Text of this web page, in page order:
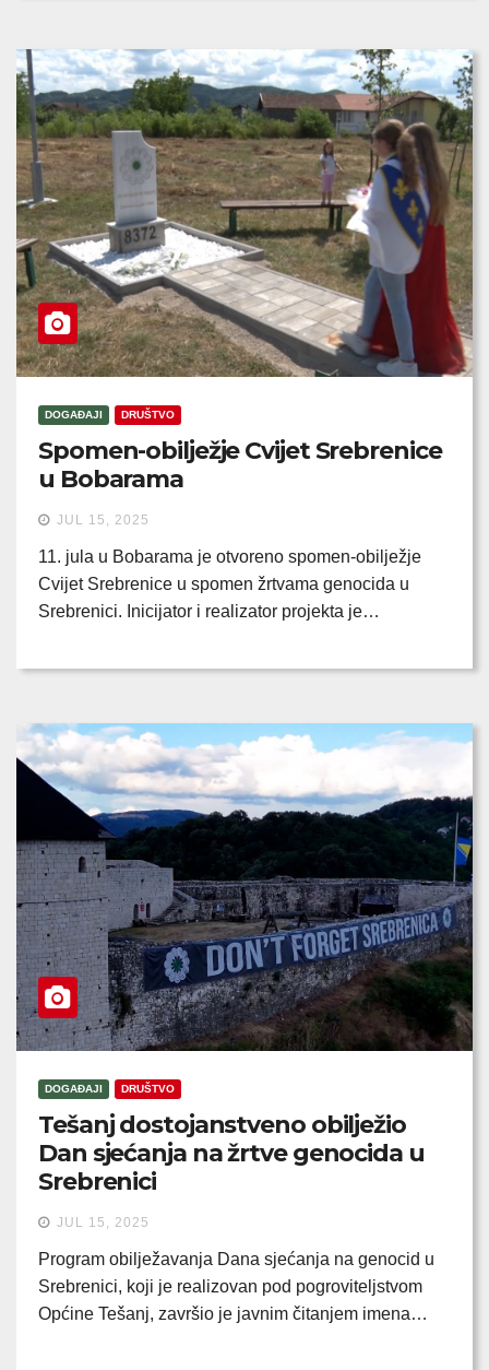
DOGAĐAJI DRUŠTVO
Spomen-obilježje Cvijet Srebrenice
u Bobarama
JUL 15, 2025
11. jula u Bobarama je otvoreno spomen-obilježje
Cvijet Srebrenice u spomen žrtvama genocida u
Srebrenici. Inicijator i realizator projekta je…
DOGAĐAJI DRUŠTVO
Tešanj dostojanstveno obilježio
Dan sjećanja na žrtve genocida u
Srebrenici
JUL 15, 2025
Program obilježavanja Dana sjećanja na genocid u
Srebrenici, koji je realizovan pod pogroviteljstvom
Općine Tešanj, završio je javnim čitanjem imena…